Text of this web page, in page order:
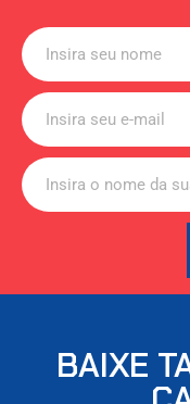
BAIXE